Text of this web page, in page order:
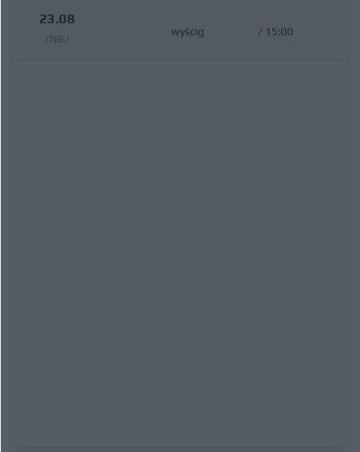
23.08
/NIE/
wyścig / 15:00